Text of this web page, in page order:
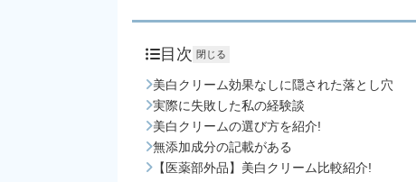
目次 閉じる
美白クリーム効果なしに隠された落とし穴
実際に失敗した私の経験談
美白クリームの選び方を紹介!
無添加成分の記載がある
【医薬部外品】美白クリーム比較紹介!